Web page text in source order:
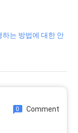
는 방법에 대한 안
0 Comment